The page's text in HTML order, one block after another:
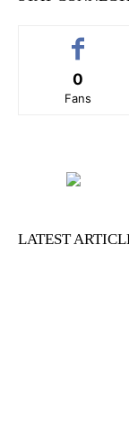
0
Fans
LATEST